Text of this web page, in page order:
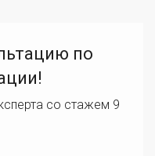
по
со стажем 9